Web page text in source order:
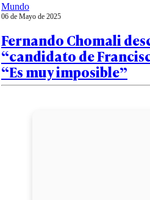
Mundo
06 de Mayo de 2025
Fernando Chomali
“candidato de
“Es muy imposible”